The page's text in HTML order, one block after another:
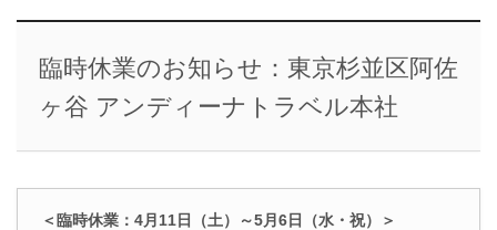
臨時休業のお知らせ：東京杉並区阿佐
ヶ谷 アンディーナトラベル本社
＜臨時休業：4月11日（土）～5月6日（水・祝）＞